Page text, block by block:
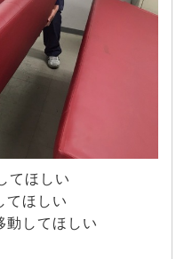
てほしい
てほしい
動してほしい